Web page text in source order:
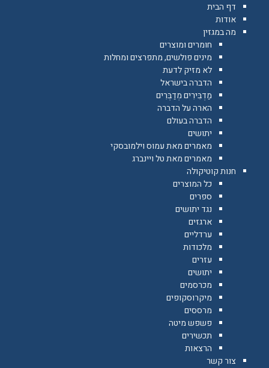
דף הבית
אודות
מה במגזין
חומרים ומוצרים
מינים פולשים, מתפרצים ומחלות
לא מזיק לדעת
הדברה בישראל
מַדְבִּירִים מְדַבְּרִים
הארה על הדברה
הדברה בעולם
יתושים
מאמרים מאת עמוס וילמובסקי
מאמרים מאת טל ויינברג
חנות קוטיקולה
כל המוצרים
ספרים
נגד יתושים
ארגזים
ערדליים
מלכודות
עזרים
יתושים
מכרסמים
מיקרוסקופים
מרססים
פשפש מיטה
תכשירים
הרצאות
צור קשר